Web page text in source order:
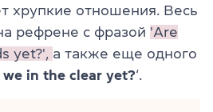
хрупкие отношения. Весь
рефрене с фразой 'Are
yet?', а также еще одного
we in the clear yet?‘.